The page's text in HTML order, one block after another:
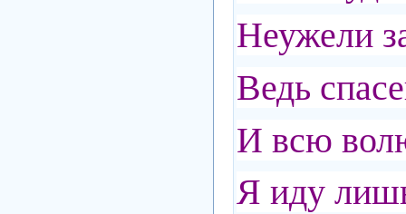
Неужели
Ведь
И всю
Я иду